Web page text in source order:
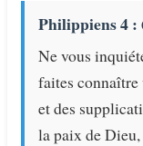
Philippiens 4 :
Ne vous
faites connaître
et des
la paix de